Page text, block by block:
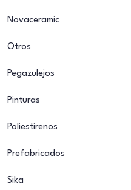
Novaceramic
Otros
Pegazulejos
Pinturas
Poliestirenos
Prefabricados
Sika